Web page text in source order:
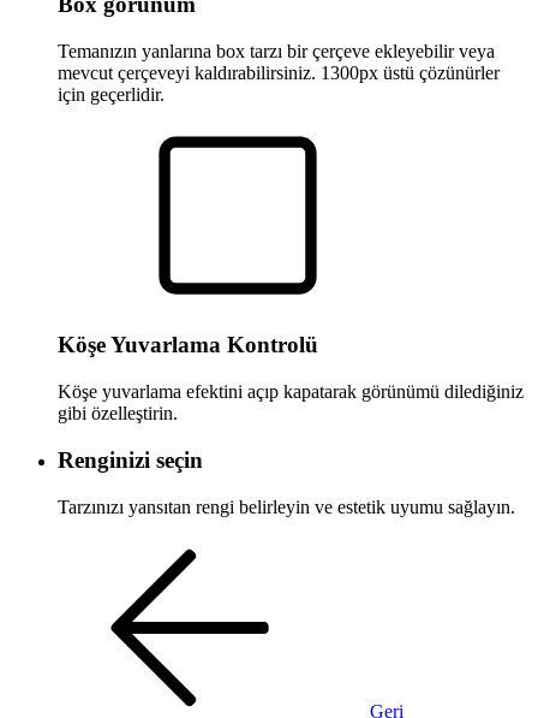
Temanızın yanlarına box tarzı bir çerçeve ekleyebilir veya
mevcut çerçeveyi kaldırabilirsiniz. 1300px üstü çözünürler
için geçerlidir.
Köşe Yuvarlama Kontrolü
Köşe yuvarlama efektini açıp kapatarak görünümü dilediğiniz
gibi özelleştirin.
Renginizi seçin
Tarzınızı yansıtan rengi belirleyin ve estetik uyumu sağlayın.
Geri